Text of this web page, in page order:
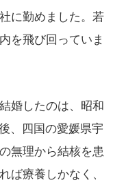
に勤めました。若
を飛び回っていま
婚したのは、昭和
、四国の愛媛県宇
無理から結核を患
ば療養しかなく、